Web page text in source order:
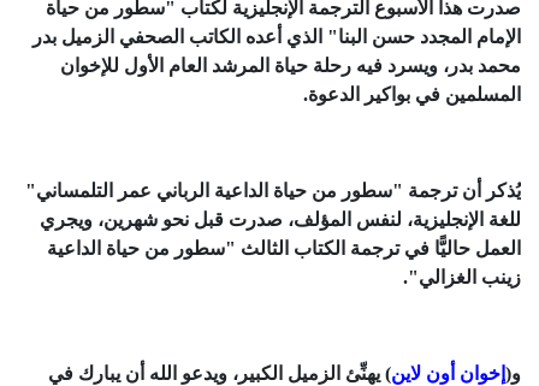
صدرت هذا الأسبوع الترجمة الإنجليزية لكتاب "سطور من حياة
الإمام المجدد حسن البنا" الذي أعده الكاتب الصحفي الزميل بدر
محمد بدر، ويسرد فيه رحلة حياة المرشد العام الأول للإخوان
المسلمين في بواكير الدعوة.
يُذكر أن ترجمة "سطور من حياة الداعية الرباني عمر التلمساني"
للغة الإنجليزية، لنفس المؤلف، صدرت قبل نحو شهرين، ويجري
العمل حاليًّا في ترجمة الكتاب الثالث "سطور من حياة الداعية
زينب الغزالي".
و( إخوان أون لاين) يهنِّئ الزميل الكبير، ويدعو الله أن يبارك في